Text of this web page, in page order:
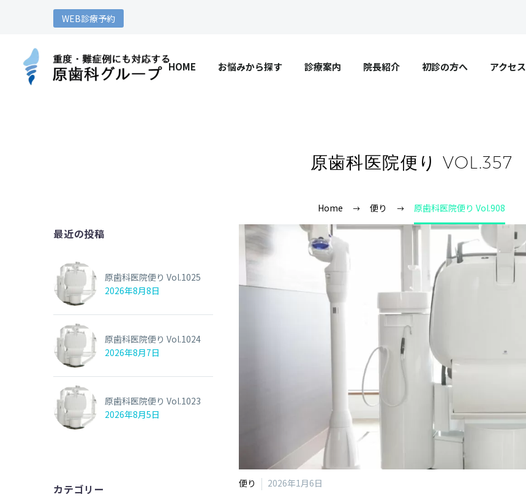
WEB診療予約
HOME お悩みから探す 診療案内 院長紹介 初診の方へ アクセス
原歯科医院便り VOL.357
Home 便り 原歯科医院便り Vol.908
便り 2026年1月6日
最近の投稿
原歯科医院便り Vol.1025
2026年8月8日
原歯科医院便り Vol.1024
2026年8月7日
原歯科医院便り Vol.1023
2026年8月5日
カテゴリー